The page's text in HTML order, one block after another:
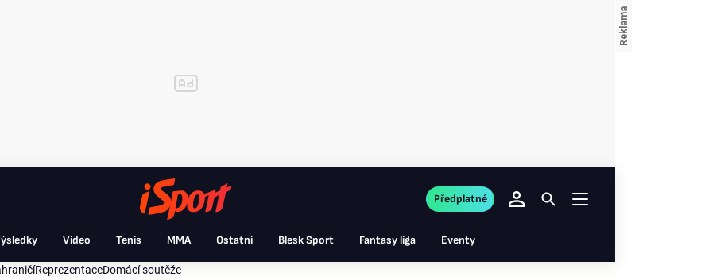
Video Tenis MMA Ostatní Blesk Sport Fantasy liga Eventy
Předplatné
ReprezentaceDomácí soutěže